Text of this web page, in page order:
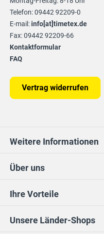
Ihre Vorteile
Unsere Länder-Shops
Über uns
Telefon: 09442 92209-0
E-mail:info[at]timetex.de
Fax: 09442 92209-66
Kontaktformular
FAQ
Vertrag widerrufen
Weitere Informationen